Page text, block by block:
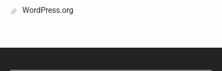
WordPress.org